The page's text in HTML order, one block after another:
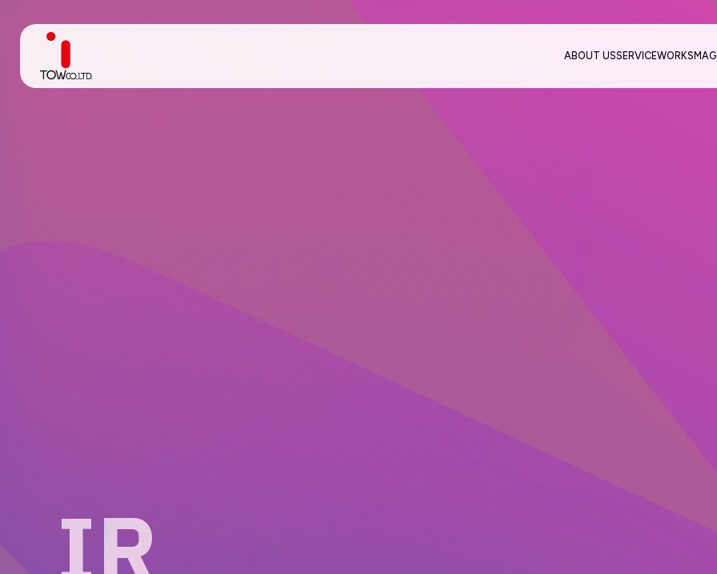
ABOUT USSERVICEWORKS